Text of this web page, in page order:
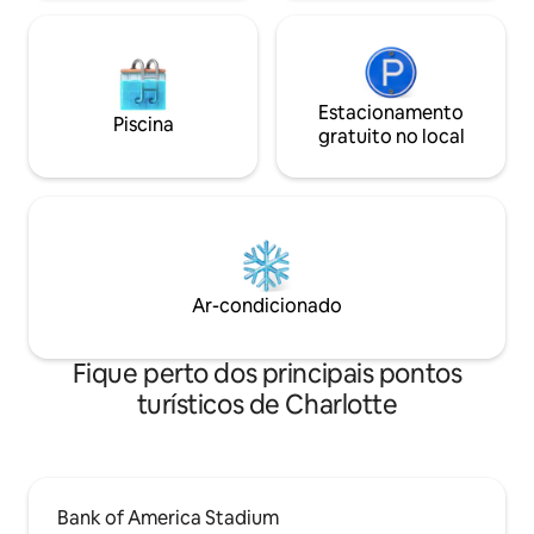
Piscina
Estacionamento
gratuito no local
Ar-condicionado
Fique perto dos principais pontos
turísticos de Charlotte
Bank of America Stadium